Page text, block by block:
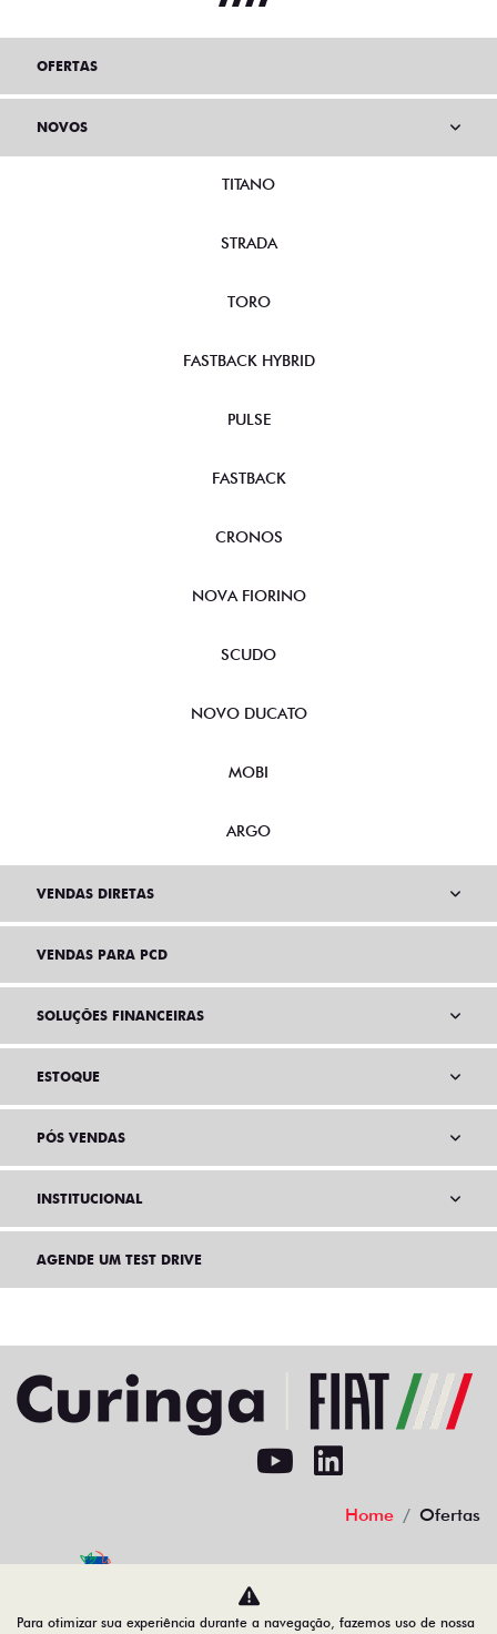
OFERTAS
NOVOS
TITANO
STRADA
TORO
FASTBACK HYBRID
PULSE
FASTBACK
CRONOS
NOVA FIORINO
SCUDO
NOVO DUCATO
MOBI
ARGO
VENDAS DIRETAS
VENDAS PARA PCD
SOLUÇÕES FINANCEIRAS
ESTOQUE
PÓS VENDAS
INSTITUCIONAL
AGENDE UM TEST DRIVE
Home Ofertas
Para otimizar sua experiência durante a navegação, fazemos uso de nossa